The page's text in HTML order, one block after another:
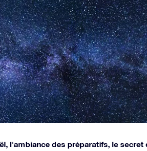
l'ambiance des préparatifs, le secret